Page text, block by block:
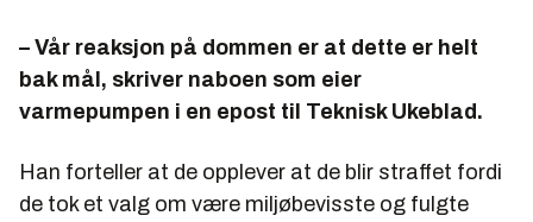
– Vår reaksjon på dommen er at dette er helt
bak mål, skriver naboen som eier
varmepumpen i en epost til Teknisk Ukeblad.
Han forteller at de opplever at de blir straffet fordi
de tok et valg om være miljøbevisste og fulgte